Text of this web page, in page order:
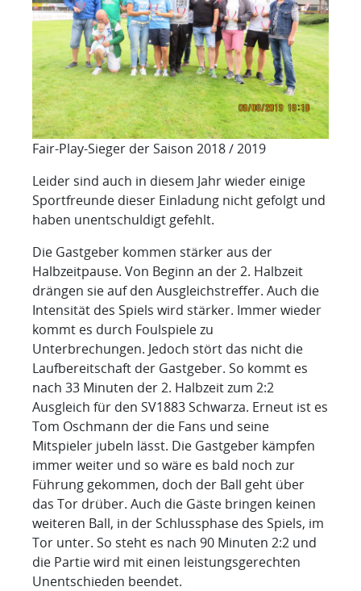
Fair-Play-Sieger der Saison 2018 / 2019
Leider sind auch in diesem Jahr wieder einige
Sportfreunde dieser Einladung nicht gefolgt und
haben unentschuldigt gefehlt.
Die Gastgeber kommen stärker aus der
Halbzeitpause. Von Beginn an der 2. Halbzeit
drängen sie auf den Ausgleichstreffer. Auch die
Intensität des Spiels wird stärker. Immer wieder
kommt es durch Foulspiele zu
Unterbrechungen. Jedoch stört das nicht die
Laufbereitschaft der Gastgeber. So kommt es
nach 33 Minuten der 2. Halbzeit zum 2:2
Ausgleich für den SV1883 Schwarza. Erneut ist es
Tom Oschmann der die Fans und seine
Mitspieler jubeln lässt. Die Gastgeber kämpfen
immer weiter und so wäre es bald noch zur
Führung gekommen, doch der Ball geht über
das Tor drüber. Auch die Gäste bringen keinen
weiteren Ball, in der Schlussphase des Spiels, im
Tor unter. So steht es nach 90 Minuten 2:2 und
die Partie wird mit einen leistungsgerechten
Unentschieden beendet.